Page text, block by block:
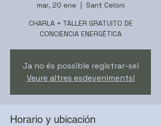
mar, 20 ene
  |
Sant Celoni
CHARLA + TALLER GRATUITO DE
CONCIENCIA ENERGÉTICA
Ja no és possible registrar-se!
Veure altres esdeveniments!
Horario y ubicación